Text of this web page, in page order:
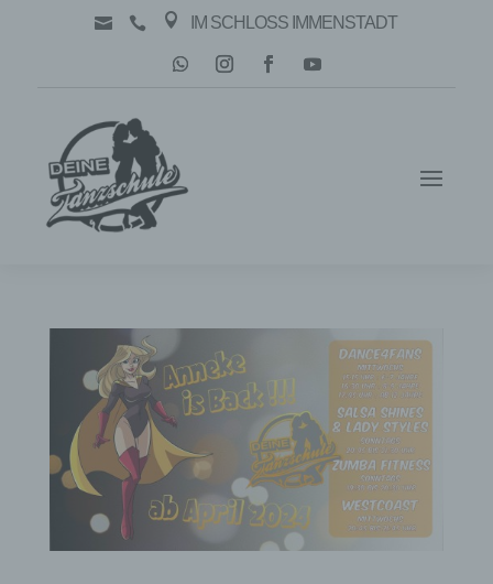
   IM SCHLOSS IMMENSTADT